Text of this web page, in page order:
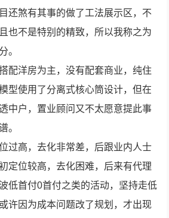
还煞有其事的做了工法展示区，不
也不是特别的精致，所以我称之为
。
配洋房为主，没有配套商业，纯住
型使用了分离式核心筒设计，但在
中户，置业顾问又不太愿意提此事
。
过高，去化非常差，后跟业内人士
定位较高，去化困难，后来有代理
低首付0首付之类的活动，坚持走低
许因为成本问题改了规划，才出现